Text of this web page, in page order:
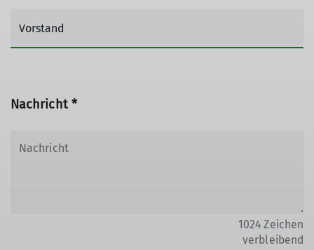
Nachricht *
1024 Zeichen
verbleibend